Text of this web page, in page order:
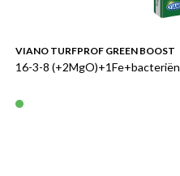
VIANO TURFPROF GREEN BOOST
16-3-8 (+2MgO)+1Fe+bacteriën